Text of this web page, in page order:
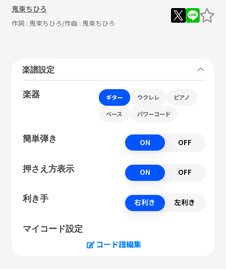
鬼束ちひろ
作詞 : 鬼束ちひろ/作曲 : 鬼束ちひろ
楽譜設定
楽器 ギター ウクレレ ピアノ
ベース パワーコード
簡単弾き ON OFF
押さえ方表示 ON OFF
利き手 右利き 左利き
マイコード設定
コード譜編集